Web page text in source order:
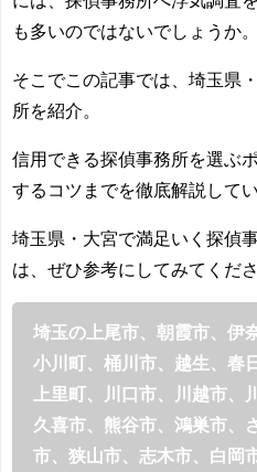
も多いのではないでしょうか。
そこでこの記事では、埼玉県
所を紹介。
信用できる探偵事務所を選ぶ
するコツまでを徹底解説してい
埼玉県・大宮で満足いく探偵
は、ぜひ参考にしてみてくださ
埼玉の上尾市、朝霞市、伊
小川町、桶川市、越生、春
上里町、川口市、川越市、
久喜市、熊谷市、鴻巣市、
市、狭山市、志木市、白岡